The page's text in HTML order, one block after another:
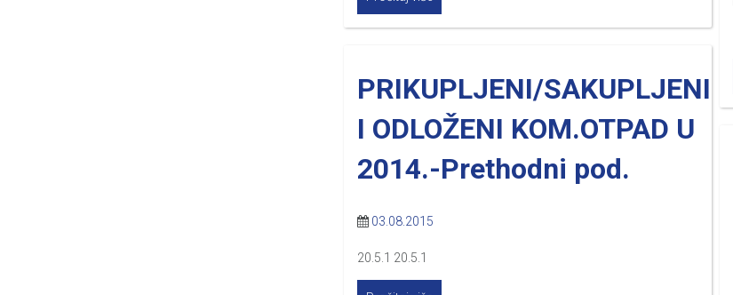
PRIKUPLJENI/SAKUPLJENI
I ODLOŽENI KOM.OTPAD U
2014.-Prethodni pod.
03.08.2015
20.5.1 20.5.1